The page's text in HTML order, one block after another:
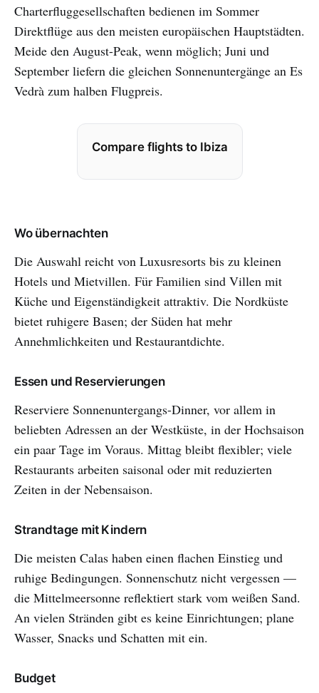
Charterfluggesellschaften bedienen im Sommer
Direktflüge aus den meisten europäischen Hauptstädten.
Meide den August-Peak, wenn möglich; Juni und
September liefern die gleichen Sonnenuntergänge an Es
Vedrà zum halben Flugpreis.
Compare flights to Ibiza
Wo übernachten
Die Auswahl reicht von Luxusresorts bis zu kleinen
Hotels und Mietvillen. Für Familien sind Villen mit
Küche und Eigenständigkeit attraktiv. Die Nordküste
bietet ruhigere Basen; der Süden hat mehr
Annehmlichkeiten und Restaurantdichte.
Essen und Reservierungen
Reserviere Sonnenuntergangs-Dinner, vor allem in
beliebten Adressen an der Westküste, in der Hochsaison
ein paar Tage im Voraus. Mittag bleibt flexibler; viele
Restaurants arbeiten saisonal oder mit reduzierten
Zeiten in der Nebensaison.
Strandtage mit Kindern
Die meisten Calas haben einen flachen Einstieg und
ruhige Bedingungen. Sonnenschutz nicht vergessen —
die Mittelmeersonne reflektiert stark vom weißen Sand.
An vielen Stränden gibt es keine Einrichtungen; plane
Wasser, Snacks und Schatten mit ein.
Budget